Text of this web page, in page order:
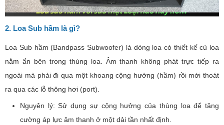
2. Loa Sub hầm là gì?
Loa Sub hầm (Bandpass Subwoofer) là dòng loa có thiết kế củ loa
nằm ẩn bên trong thùng loa. Âm thanh không phát trực tiếp ra
ngoài mà phải đi qua một khoang cộng hưởng (hầm) rồi mới thoát
ra qua các lỗ thông hơi (port).
Nguyên lý: Sử dụng sự cộng hưởng của thùng loa để tăng
cường áp lực âm thanh ở một dải tần nhất định.